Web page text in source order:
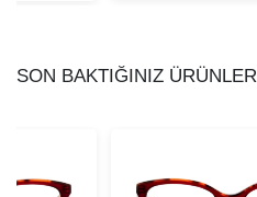
SON BAKTIĞINIZ ÜRÜNLER